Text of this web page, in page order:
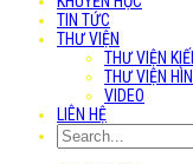
TIN TỨC
THƯ VIỆN
THƯ VIỆN
THƯ VIỆN
VIDEO
LIÊN HỆ